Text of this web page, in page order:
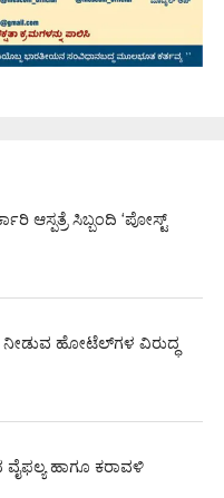
ಆಸ್ಪತ್ರೆ ಸಿಬ್ಬಂದಿ ‘ಪೋಸ್ಟ್
ನೀಡುವ ಹೋಟೆಲ್‌ಗಳ ವಿರುದ್ಧ
ವೈಫಲ್ಯ ಹಾಗೂ ಕರಾವಳಿ